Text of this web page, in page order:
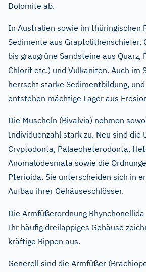
Dolomite ab.
In Australien sowie im thüringischen
Sedimente aus Graptolithenschiefer,
bis graugrüne Sandsteine aus Quarz,
Chlorit etc.) und Vulkaniten. Auch im
herrscht starke Sedimentbildung,
entstehen mächtige Lager aus
Die Muscheln (Bivalvia) nehmen
Individuenzahl stark zu. Neu sind die
Cryptodonta, Palaeoheterodonta,
Anomalodesmata sowie die
Pterioida. Sie unterscheiden sich in
Aufbau ihrer Gehäuseschlösser.
Die Armfüßerordnung
Ihr häufig dreilappiges Gehäuse
kräftige Rippen aus.
Generell sind die Armfüßer